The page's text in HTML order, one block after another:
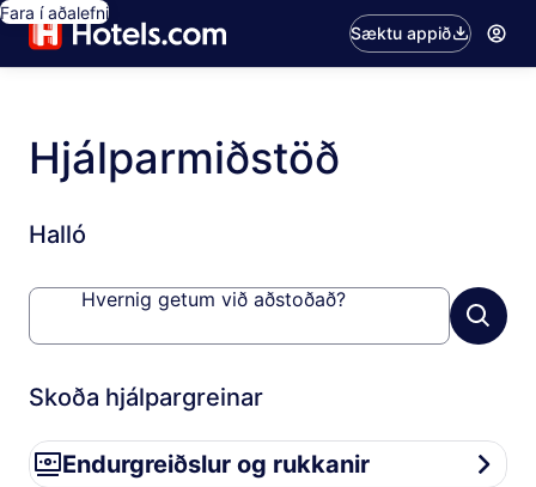
Fara í aðalefni
Sæktu appið
Hjálparmiðstöð
Halló
Hvernig getum við aðstoðað?
Skoða hjálpargreinar
Endurgreiðslur og rukkanir
Endurgreiðslur og rukkanir